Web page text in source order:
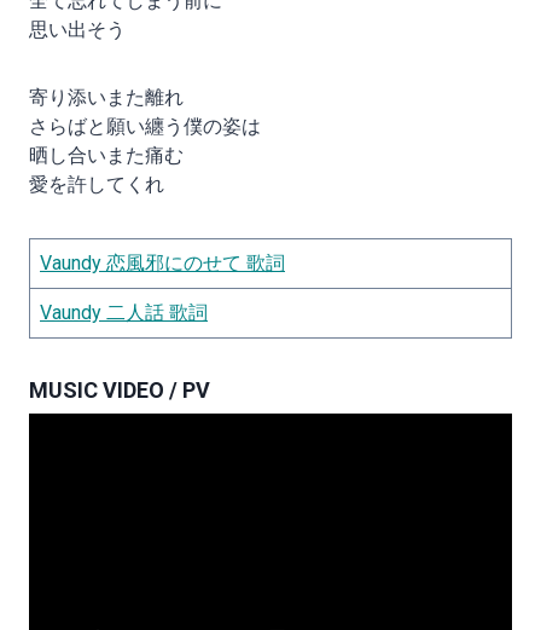
思い出そう
寄り添いまた離れ
さらばと願い纏う僕の姿は
晒し合いまた痛む
愛を許してくれ
Vaundy 恋風邪にのせて 歌詞
Vaundy 二人話 歌詞
MUSIC VIDEO / PV